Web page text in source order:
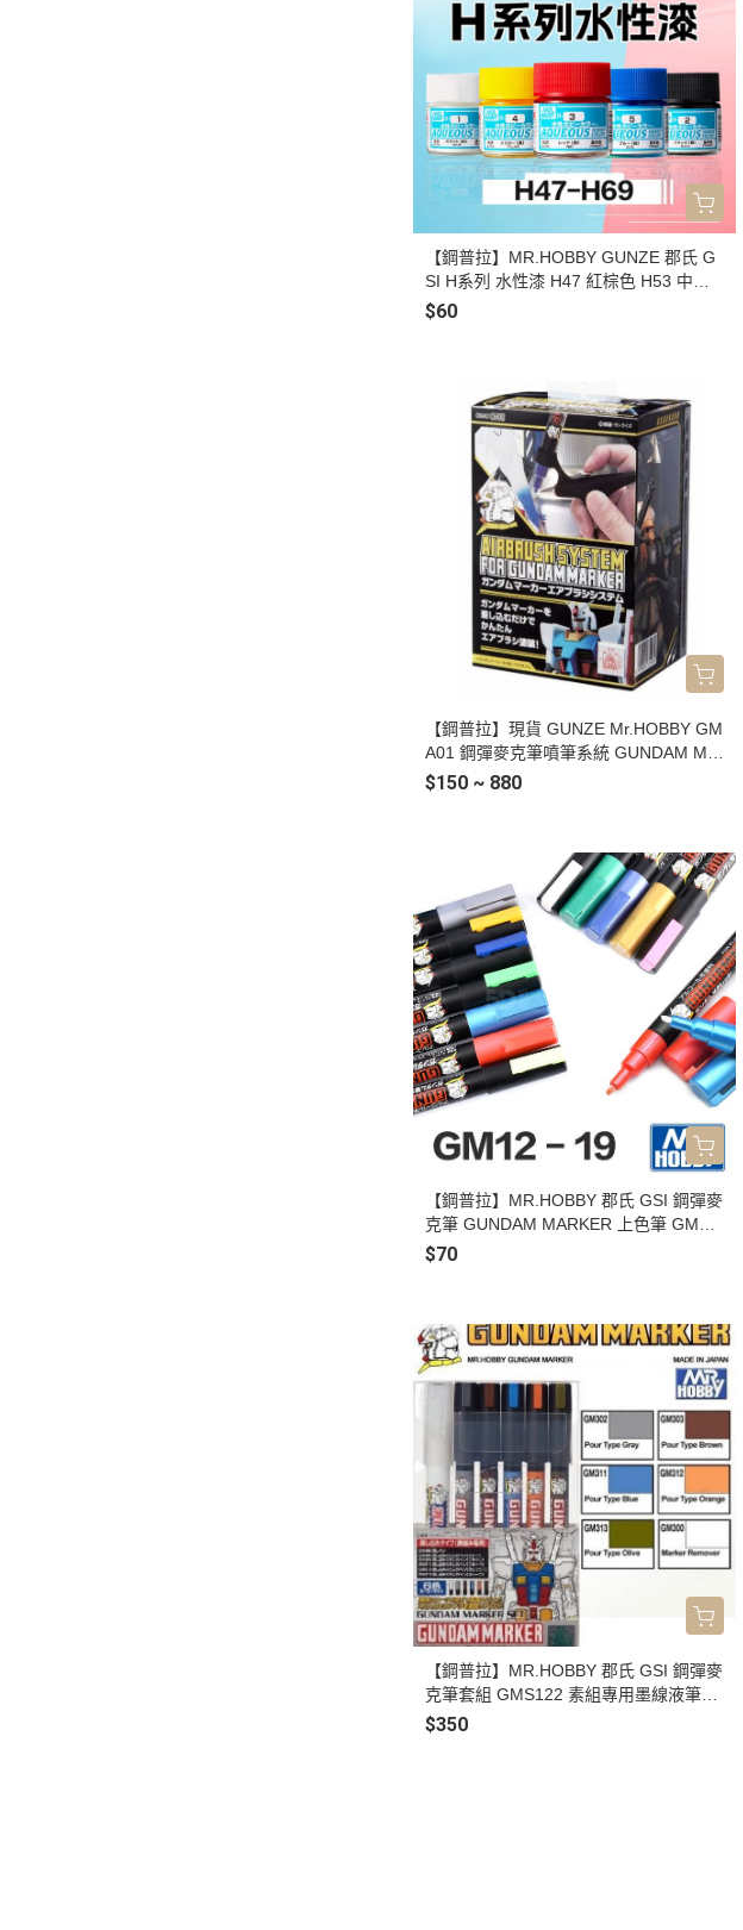
【鋼普拉】MR.HOBBY GUNZE 郡氏 G
SI H系列 水性漆 H47 紅棕色 H53 中性
灰色 H54 海軍藍色 H57 飛機灰色 H58
$60
【鋼普拉】現貨 GUNZE Mr.HOBBY GM
A01 鋼彈麥克筆噴筆系統 GUNDAM MA
RKER 噴槍 噴筆 GMA01K
$150 ~ 880
【鋼普拉】MR.HOBBY 郡氏 GSI 鋼彈麥
克筆 GUNDAM MARKER 上色筆 GM12
灰色 GM13 機械灰 GM14 螢光粉紅 GM
$70
【鋼普拉】MR.HOBBY 郡氏 GSI 鋼彈麥
克筆套組 GMS122 素組專用墨線液筆5
色 + GM300 消去筆
$350